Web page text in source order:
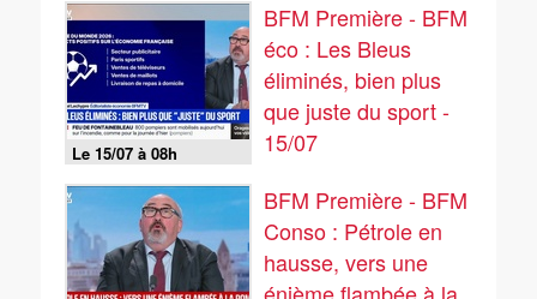
déterminer leur
nature volontaire ou
non
Le 15/07 à 08h
BFM Première - BFM
éco : Les Bleus
éliminés, bien plus
que juste du sport -
15/07
BFM Première - BFM
Conso : Pétrole en
hausse, vers une